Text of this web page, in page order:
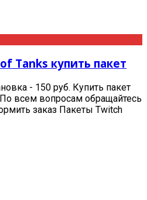
Tanks купить пакет
- 150 руб. Купить пакет
всем вопросам обращайтесь
заказ Пакеты Twitch